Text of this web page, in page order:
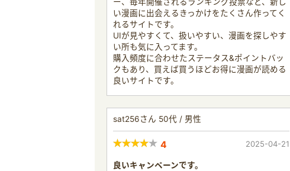
い漫画に出会えるきっかけをたくさん作ってく
れるサイトです。
UIが見やすくて、扱いやすい、漫画を探しやす
い所も気に入ってます。
購入頻度に合わせたステータス&ポイントバッ
クもあり、買えば買うほどお得に漫画が読める
良いサイトです。
sat256さん 50代 / 男性
4 2025-04-21
良いキャンペーンです。